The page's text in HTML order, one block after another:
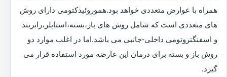
همراه با عوارض متعددی خواهد بود.هموروئیدکتومی دارای روش
های متعددی است که شامل روش های باز،بسته،استاپلر،رابربند
و اسفنگتروتومی داخلی-جانبی می باشد.اما در اغلب موارد دو
روش باز و بسته برای درمان این عارضه مورد استفاده قرار می
گیرد.